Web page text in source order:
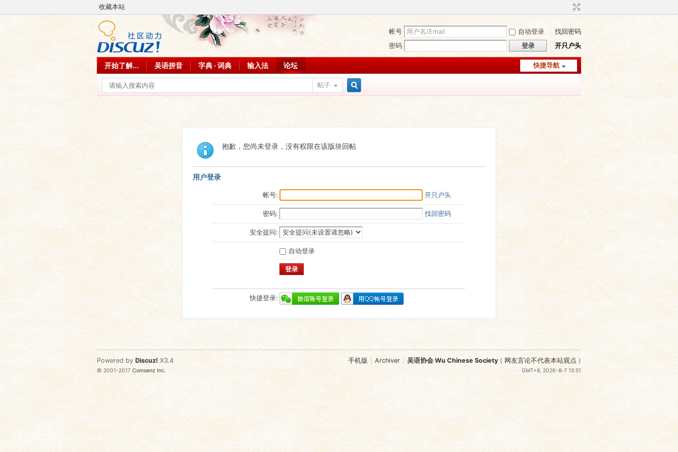
收藏本站
帐号 自动登录
找回密码
密码
登录 开只户头
快捷导航
开始了解... 吴语拼音 字典 · 词典 输入法 论坛
帖子
索
抱歉，您尚未登录，没有权限在该版块回帖
用户登录
帐号: 开只户头
密码: 找回密码
安全提问:
自动登录
登录
快捷登录:
手机版 Archiver 吴语协会 Wu Chinese Society ( 网友言论不代表本站观点 )
GMT+8, 2026-8-7 15:51
Powered by Discuz! X3.4
© 2001-2017Comsenz Inc.